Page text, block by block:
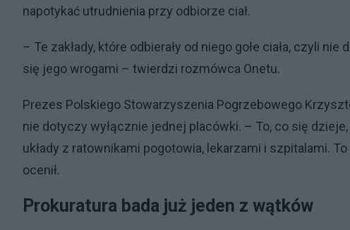
napotykać utrudnienia przy odbiorze ciał.
– Te zakłady, które odbierały od niego gołe ciała, czyli
się jego wrogami – twierdzi rozmówca Onetu.
Prezes Polskiego Stowarzyszenia Pogrzebowego
nie dotyczy wyłącznie jednej placówki. – To, co się
układy z ratownikami pogotowia, lekarzami i szpitalami.
ocenił.
Prokuratura bada już jeden z wątków